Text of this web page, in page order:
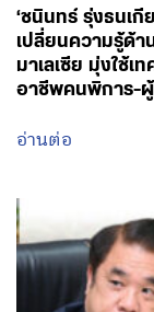
‘ชนินทร์ รุ่งธนเ
เปลี่ยนความรู้ด้า
มาเลเซีย มุ่งใช้เ
อาชีพคนพิการ-
อ่านต่อ